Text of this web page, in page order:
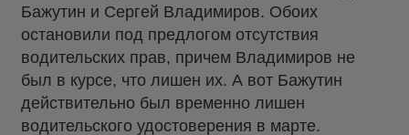
Бажутин и Сергей Владимиров. Обоих
остановили под предлогом отсутствия
водительских прав, причем Владимиров не
был в курсе, что лишен их. А вот Бажутин
действительно был временно лишен
водительского удостоверения в марте.